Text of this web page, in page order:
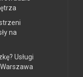
na
Usługi